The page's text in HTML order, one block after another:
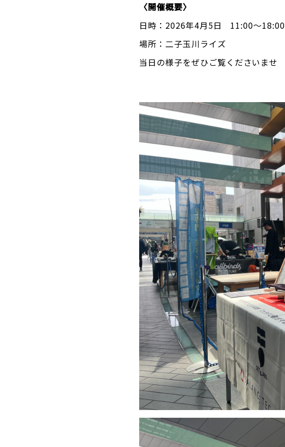
〈開催概要〉
日時：2026年4月5日 11:00〜18:00
場所：二子玉川ライズ
当日の様子をぜひご覧くださいませ